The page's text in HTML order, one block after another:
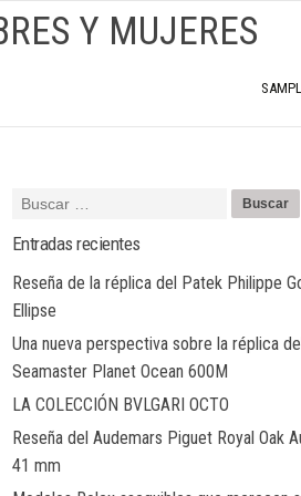
Y MUJERES
Entradas recientes
Reseña de la réplica del Patek Philippe
Ellipse
Una nueva perspectiva sobre la réplica
Seamaster Planet Ocean 600M
LA COLECCIÓN BVLGARI OCTO
Reseña del Audemars Piguet Royal Oak
41 mm